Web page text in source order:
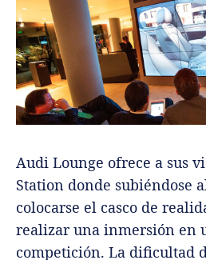
Audi Lounge ofrece a sus
Station donde subiéndose
colocarse el casco de
realizar una inmersión en
competición. La dificultad